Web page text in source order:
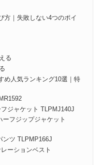
方｜失敗しない4つのポイ
る
め人気ランキング10選｜特
ジャケット TLPMJ140J
フジップジャケット
ンツ TLPMP166J
ーションベスト